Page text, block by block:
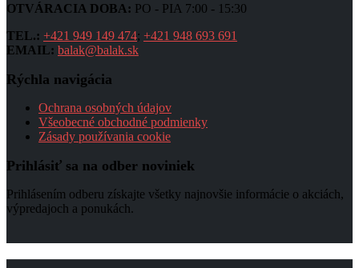
OTVÁRACIA DOBA: PO - PIA 7:00 - 15:30
TEL.: +421 949 149 474; +421 948 693 691
EMAIL: balak@balak.sk
Rýchla navigácia
Ochrana osobných údajov
Všeobecné obchodné podmienky
Zásady používania cookie
Prihlásiť sa na odber noviniek
Prihlásením odberu získajte všetky najnovšie informácie o akciách,
výpredajoch a ponukách.